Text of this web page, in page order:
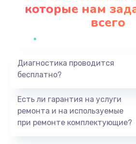
Замена кнопки Home
Замена сканера
Заказать
которые нам
всего
Диагностика проводится
бесплатно?
Есть ли гарантия на услуги
ремонта и на используемые
при ремонте комплектующие?